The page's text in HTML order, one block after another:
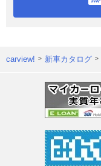
carview! 新車カタログ